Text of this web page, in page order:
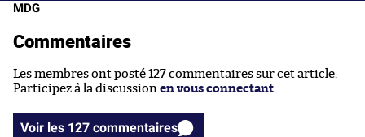
MDG
Commentaires
Les membres ont posté 127 commentaires sur cet article.
Participez à la discussion en vous connectant .
Voir les 127 commentaires